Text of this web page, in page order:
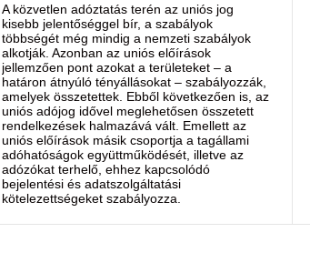
A közvetlen adóztatás terén az uniós jog
kisebb jelentőséggel bír, a szabályok
többségét még mindig a nemzeti szabályok
alkotják. Azonban az uniós előírások
jellemzően pont azokat a területeket – a
határon átnyúló tényállásokat – szabályozzák,
amelyek összetettek. Ebből következően is, az
uniós adójog idővel meglehetősen összetett
rendelkezések halmazává vált. Emellett az
uniós előírások másik csoportja a tagállami
adóhatóságok együttműködését, illetve az
adózókat terhelő, ehhez kapcsolódó
bejelentési és adatszolgáltatási
kötelezettségeket szabályozza.